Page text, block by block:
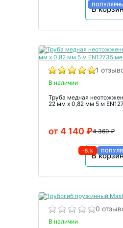
В
1
В наличии
Труба медная
22 мм x 0,82 мм 5 м
4 360 ₽
от 4 140 ₽
В
-5.%
0
В наличии